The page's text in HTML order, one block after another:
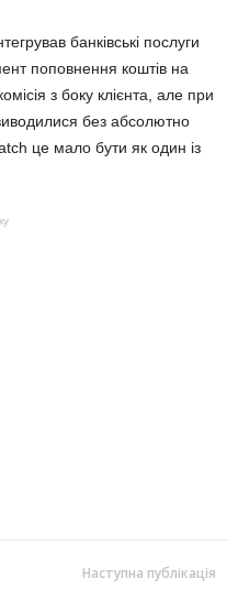
банківські послуги
поповнення коштів на
з боку клієнта, але при
без абсолютно
це мало бути як один із
Наступна публікація